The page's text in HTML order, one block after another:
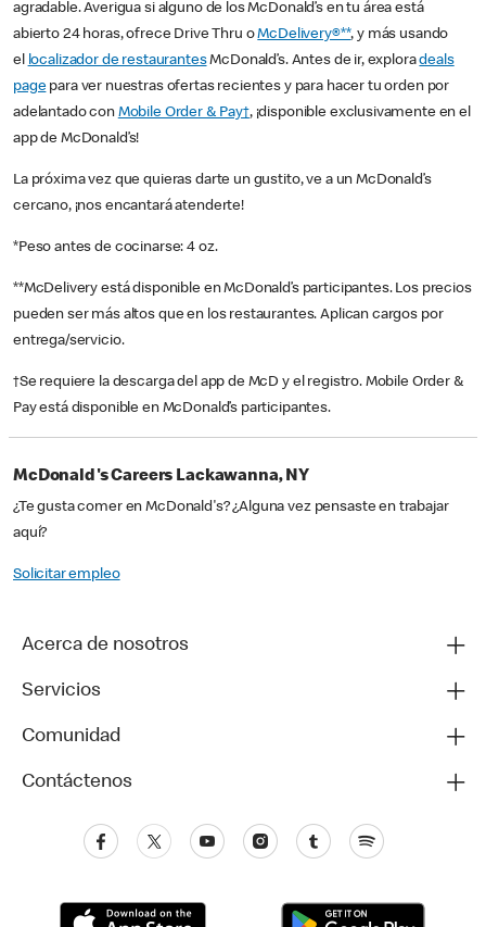
agradable. Averigua si alguno de los McDonald’s en tu área está
abierto 24 horas, ofrece Drive Thru oMcDelivery®**, y más usando
el localizador de restaurantesMcDonald’s. Antes de ir, exploradeals
pagepara ver nuestras ofertas recientes y para hacer tu orden por
adelantado con Mobile Order & Pay†, ¡disponible exclusivamente en el
app de McDonald’s!
La próxima vez que quieras darte un gustito, ve a un McDonald’s
cercano, ¡nos encantará atenderte!
*Peso antes de cocinarse: 4 oz.
**McDelivery está disponible en McDonald’s participantes. Los precios
pueden ser más altos que en los restaurantes. Aplican cargos por
entrega/servicio.
†Se requiere la descarga del app de McD y el registro. Mobile Order &
Pay está disponible en McDonald’s participantes.
McDonald's Careers Lackawanna, NY
¿Te gusta comer en McDonald's? ¿Alguna vez pensaste en trabajar
aquí?
Solicitar empleo
Acerca de nosotros
Servicios
Comunidad
Contáctenos